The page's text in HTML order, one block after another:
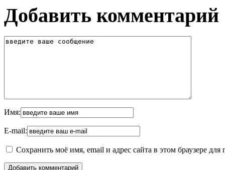
Добавить комментарий
Имя:
E-mail:
Сохранить моё имя, email и адрес сайта в этом браузере